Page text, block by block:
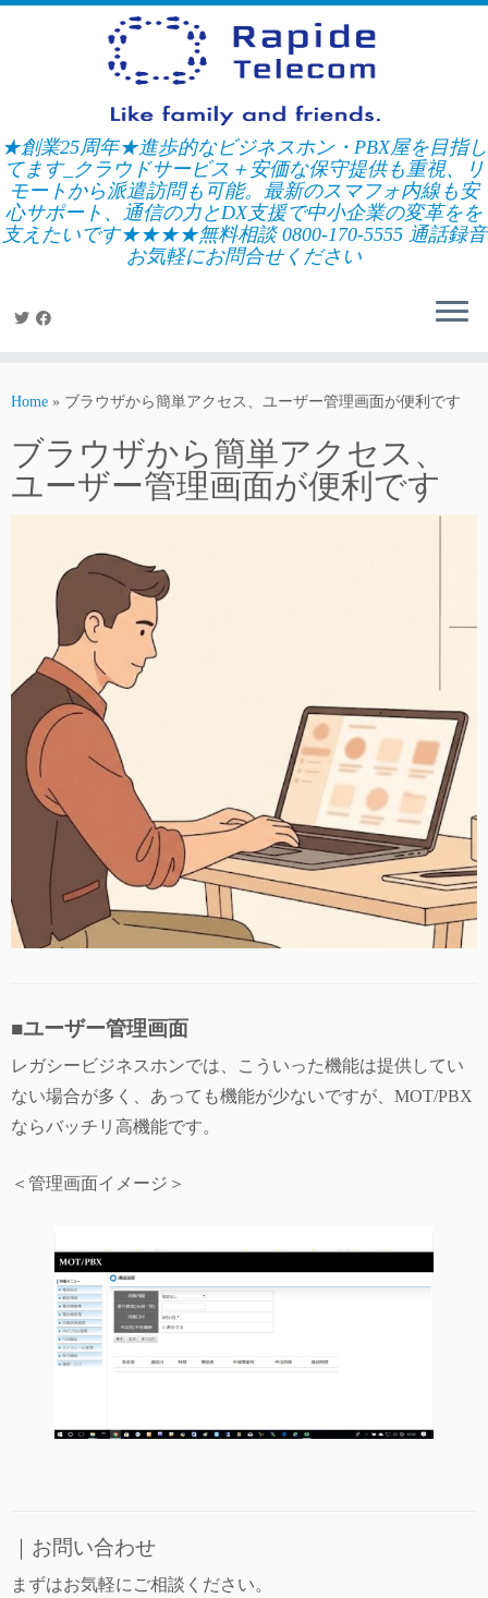
Skip
★創業25周年★進歩的なビジネスホン・PBX屋を目指し
てます_クラウドサービス＋安価な保守提供も重視、リ
モートから派遣訪問も可能。最新のスマフォ内線も安
心サポート、通信の力とDX支援で中小企業の変革をを
支えたいです★★★★無料相談 0800-170-5555 通話録音
お気軽にお問合せください
Home » ブラウザから簡単アクセス、ユーザー管理画面が便利です
ブラウザから簡単アクセス、
ユーザー管理画面が便利です
■ユーザー管理画面
レガシービジネスホンでは、こういった機能は提供してい
ない場合が多く、あっても機能が少ないですが、MOT/PBX
ならバッチリ高機能です。
＜管理画面イメージ＞
｜お問い合わせ
まずはお気軽にご相談ください。